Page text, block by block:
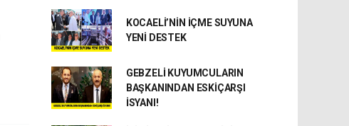
KOCAELİ’NİN İÇME SUYUNA
YENİ DESTEK
GEBZELİ KUYUMCULARIN
BAŞKANINDAN ESKİÇARŞI
İSYANI!